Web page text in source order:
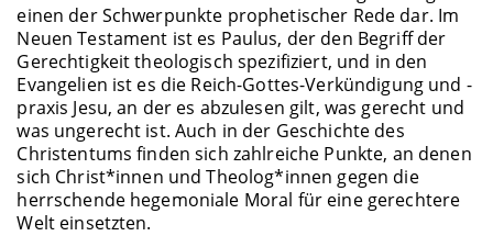
einen der Schwerpunkte prophetischer Rede dar. Im
Neuen Testament ist es Paulus, der den Begriff der
Gerechtigkeit theologisch spezifiziert, und in den
Evangelien ist es die Reich-Gottes-Verkündigung und -
praxis Jesu, an der es abzulesen gilt, was gerecht und
was ungerecht ist. Auch in der Geschichte des
Christentums finden sich zahlreiche Punkte, an denen
sich Christ*innen und Theolog*innen gegen die
herrschende hegemoniale Moral für eine gerechtere
Welt einsetzten.